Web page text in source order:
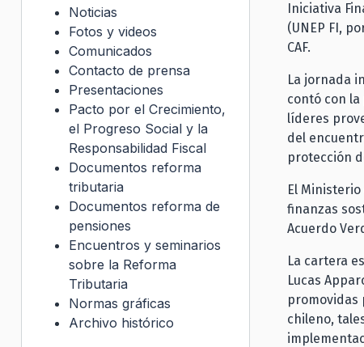
Iniciativa
(UNEP FI,
CAF.
La jornada
contó con
líderes
del
protección
El
finanzas
Acuerdo
La cartera
Lucas
promovidas
chileno,
Noticias
Fotos y videos
Comunicados
Contacto de prensa
Presentaciones
Pacto por el Crecimiento,
el Progreso Social y la
Responsabilidad Fiscal
Documentos reforma
tributaria
Documentos reforma de
pensiones
Encuentros y seminarios
sobre la Reforma
Tributaria
Normas gráficas
Archivo histórico